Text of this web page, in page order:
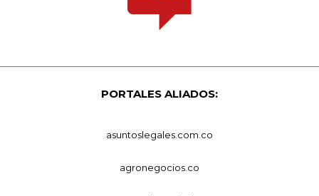
PORTALES ALIADOS:
asuntoslegales.com.co
agronegocios.co